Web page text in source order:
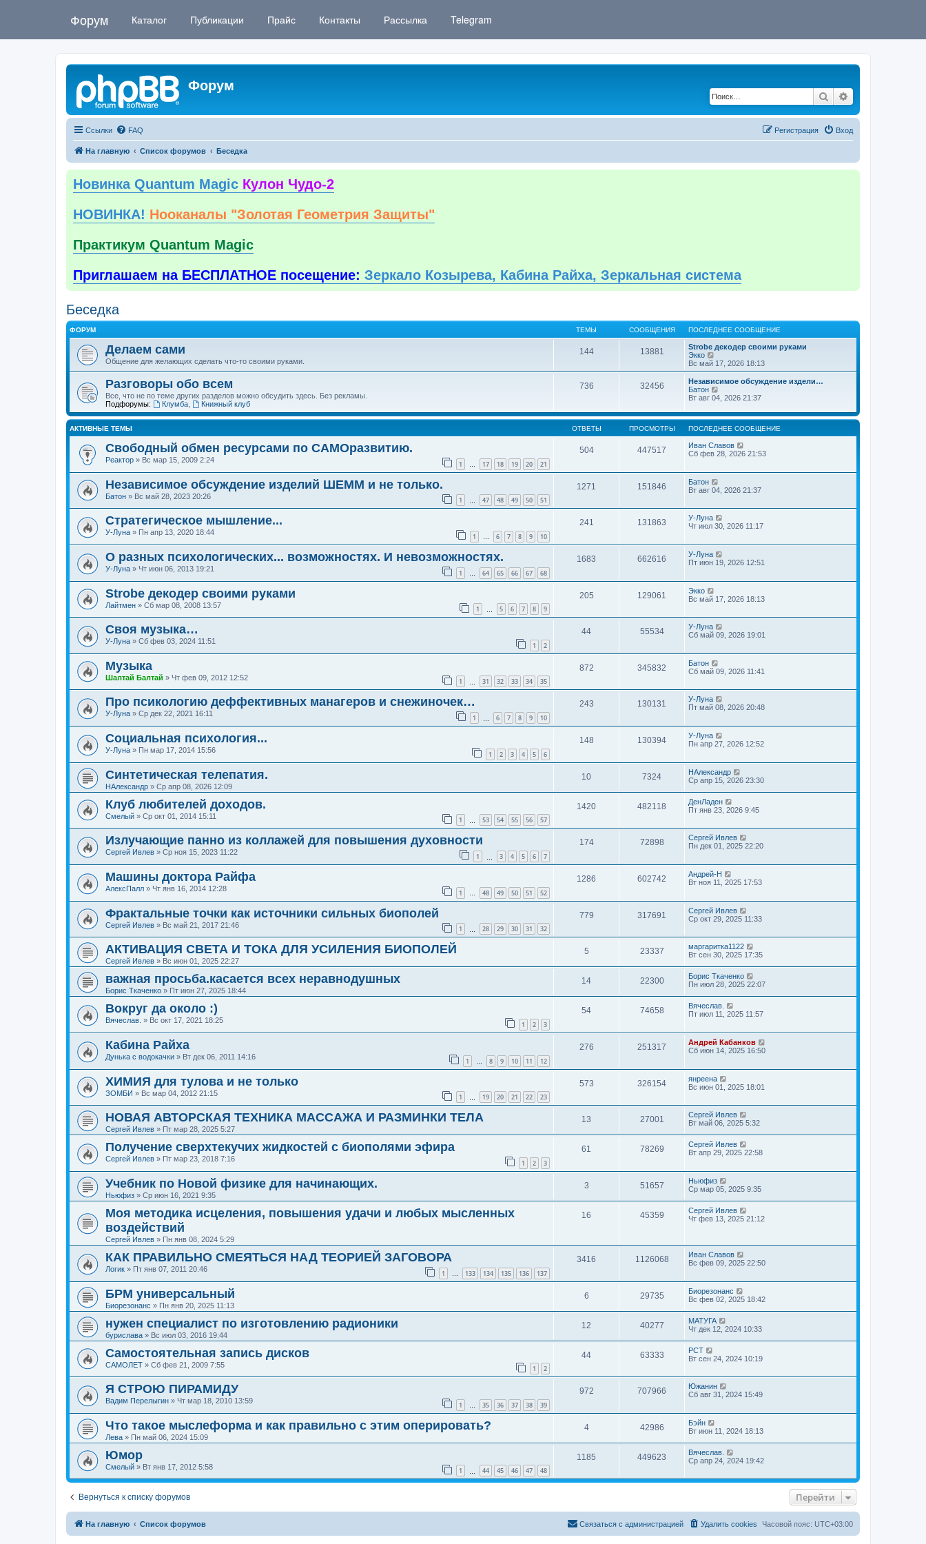
Форум Каталог Публикации Прайс Контакты Рассылка Telegram
Форум
Поиск
Ссылки FAQ Вход
Регистрация
На главную Список форумов Беседка
Новинка Quantum Magic Кулон Чудо-2
НОВИНКА! Нооканалы "Золотая Геометрия Защиты"
Практикум Quantum Magic
Приглашаем на БЕСПЛАТНОЕ посещение: Зеркало Козырева, Кабина Райха, Зеркальная система
Беседка
ФОРУМ ТЕМЫ СООБЩЕНИЯ ПОСЛЕДНЕЕ СООБЩЕНИЕ
Делаем сами
Общение для желающих сделать что-то своими руками.
144 13881
Strobe декодер своими руками
Экко
е
р
е
й
т
к
п
о
с
л
е
е
м
у
о
о
б
е
н
и
Вс май 17, 2026 18:13
Разговоры обо всем
Все, что не по теме других разделов можно обсудить здесь. Без рекламы.
Подфорумы:
Клумба, Книжный клуб
736 32456
Независимое обсуждение издели…
Батон
е
е
й
т
и
к
п
с
е
д
м
у
о
о
б
и
ю
Вт авг 04, 2026 21:37
АКТИВНЫЕ ТЕМЫ ОТВЕТЫ ПРОСМОТРЫ ПОСЛЕДНЕЕ СООБЩЕНИЕ
Свободный обмен ресурсами по САМОразвитию.
Реактор » Вс мар 15, 2009 2:24 1 … 17 18 19 20 21
504 447517
Иван Славов
Сб фев 28, 2026 21:53
Независимое обсуждение изделий ШЕММ и не только.
Батон » Вс май 28, 2023 20:26 1 47 48 49 50 51
1271 151846
Батон
Вт авг 04, 2026 21:37
Стратегическое мышление...
У-Луна » Пн апр 13, 2020 18:44 1 … 6 7 8 9 10
241 131863
У-Луна
Чт июл 30, 2026 11:17
О разных психологических... возможностях. И невозможностях.
У-Луна » Чт июн 06, 2013 19:21 1 … 64 65 66 67 68
1683 662616
У-Луна
Пт июн 19, 2026 12:51
Strobe декодер своими руками
Лайтмен » Сб мар 08, 2008 13:57 1 5 6 7 8 9
205 129061
Экко
Вс май 17, 2026 18:13
Своя музыка…
У-Луна » Сб фев 03, 2024 11:51 1 2
44 55534
У-Луна
Сб май 09, 2026 19:01
Музыка
Шалтай Балтай » Чт фев 09, 2012 12:52 1 31 32 33 34 35
872 345832
Батон
Сб май 09, 2026 11:41
Про псикологию деффективных манагеров и снежиночек…
У-Луна » Ср дек 22, 2021 16:11 1 6 7 8 9 10
243 130131
У-Луна
Пт май 08, 2026 20:48
Социальная психология...
У-Луна » Пн мар 17, 2014 15:56 1 2 3 4 5 6
148 130394
У-Луна
Пн апр 27, 2026 12:52
Синтетическая телепатия.
НАлександр » Ср апр 08, 2026 12:09
10 7324
НАлександр
Ср апр 15, 2026 23:30
Клуб любителей доходов.
Смелый » Ср окт 01, 2014 15:11 1 53 54 55 56 57
1420 482118
ДенЛаден
Пт янв 23, 2026 9:45
Излучающие панно из коллажей для повышения духовности
Сергей Ивлев » Ср ноя 15, 2023 11:22 1 3 4 5 6 7
174 72898
Сергей Ивлев
Пн дек 01, 2025 22:20
Машины доктора Райфа
АлексПалл » Чт янв 16, 2014 12:28 1 … 48 49 50 51 52
1286 602742
Андрей-Н
Вт ноя 11, 2025 17:53
Фрактальные точки как источники сильных биополей
Сергей Ивлев » Вс май 21, 2017 21:46 1 28 29 30 31 32
779 317691
Сергей Ивлев
Ср окт 29, 2025 11:33
АКТИВАЦИЯ СВЕТА И ТОКА ДЛЯ УСИЛЕНИЯ БИОПОЛЕЙ
Сергей Ивлев » Вс июн 01, 2025 22:27
5 23337
маргаритка1122
Вт сен 30, 2025 17:35
важная просьба.касается всех неравнодушных
Борис Ткаченко » Пт июн 27, 2025 18:44
14 22300
Борис Ткаченко
Пн июл 28, 2025 22:07
Вокруг да около :)
Вячеслав. » Вс окт 17, 2021 18:25 1 2 3
54 74658
Вячеслав.
Пт июл 11, 2025 11:57
Кабина Райха
Дунька с водокачки » Вт дек 06, 2011 14:16 1 … 8 9 10 11 12
276 251317
Андрей Кабанков
Сб июн 14, 2025 16:50
ХИМИЯ для тулова и не только
ЗОМБИ » Вс мар 04, 2012 21:15 1 19 20 21 22 23
573 326154
янреена
Вс июн 01, 2025 18:01
НОВАЯ АВТОРСКАЯ ТЕХНИКА МАССАЖА И РАЗМИНКИ ТЕЛА
Сергей Ивлев » Пт мар 28, 2025 5:27
13 27001
Сергей Ивлев
Вт май 06, 2025 5:32
Получение сверхтекучих жидкостей с биополями эфира
Сергей Ивлев » Пт мар 23, 2018 7:16 1 2 3
61 78269
Сергей Ивлев
Вт апр 29, 2025 22:58
Учебник по Новой физике для начинающих.
Ньюфиз » Ср июн 16, 2021 9:35
3 51657
Ньюфиз
Ср мар 05, 2025 9:35
Моя методика исцеления, повышения удачи и любых мысленных
воздействий
Сергей Ивлев » Пн янв 08, 2024 5:29
16 45359
Сергей Ивлев
Чт фев 13, 2025 21:12
КАК ПРАВИЛЬНО СМЕЯТЬСЯ НАД ТЕОРИЕЙ ЗАГОВОРА
Логик » Пт янв 07, 2011 20:46 1 133 134 135 136 137
3416 1126068
Иван Славов
Вс фев 09, 2025 22:50
БРМ универсальный
Биорезонанс » Пн янв 20, 2025 11:13
6 29735
Биорезонанс
Вс фев 02, 2025 18:42
нужен специалист по изготовлению радионики
бурислава » Вс июл 03, 2016 19:44
12 40277
МАТУГА
Чт дек 12, 2024 10:33
Самостоятельная запись дисков
САМОЛЕТ » Сб фев 21, 2009 7:55 1 2
44 63333
РСТ
Вт сен 24, 2024 10:19
Я СТРОЮ ПИРАМИДУ
Вадим Перелыгин » Чт мар 18, 2010 13:59 1 … 35 36 37 38 39
972 707966
Южанин
Сб авг 31, 2024 15:49
Что такое мыслеформа и как правильно с этим оперировать?
Лева » Пн май 06, 2024 15:09
4 42986
Бэйн
Вт июн 11, 2024 18:13
Юмор
Смелый » Вт янв 17, 2012 5:58 1 44 45 46 47 48
1185 449623
Вячеслав.
Ср апр 24, 2024 19:42
Вернуться к списку форумов Перейти
На главную Список форумов Часовой пояс: UTC+03:00
Удалить cookies
Связаться с администрацией